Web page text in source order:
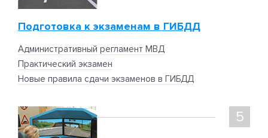
Подготовка к экзаменам в ГИБДД
Административный регламент МВД
Практический экзамен
Новые правила сдачи экзаменов в ГИБДД
5